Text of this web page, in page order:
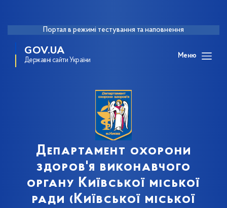
Портал в режимі тестування та наповнення
GOV.UA
Державні сайти України
Меню
Департамент охорони
здоров'я виконавчого
органу Київської міської
ради (Київської міської